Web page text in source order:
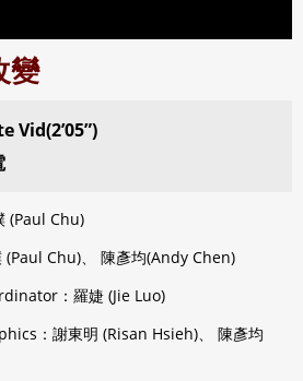
變
Vid(2’05”)
(Paul Chu)
(Paul Chu)、 陳彥均(Andy Chen)
：羅婕 (Jie Luo)
：謝東明 (Risan Hsieh)、 陳彥均